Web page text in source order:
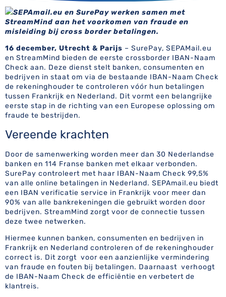
SEPAmail.eu en SurePay werken samen met
StreamMind aan het voorkomen van fraude en
misleiding bij cross border betalingen.
16 december, Utrecht & Parijs – SurePay, SEPAMail.eu
en StreamMind bieden de eerste crossborder IBAN-Naam
Check aan. Deze dienst stelt banken, consumenten en
bedrijven in staat om via de bestaande IBAN-Naam Check
de rekeninghouder te controleren vóór hun betalingen
tussen Frankrijk en Nederland. Dit vormt een belangrijke
eerste stap in de richting van een Europese oplossing om
fraude te bestrijden.
Vereende krachten
Door de samenwerking worden meer dan 30 Nederlandse
banken en 114 Franse banken met elkaar verbonden.
SurePay controleert met haar IBAN-Naam Check 99,5%
van alle online betalingen in Nederland. SEPAmail.eu biedt
een IBAN verificatie service in Frankrijk voor meer dan
90% van alle bankrekeningen die gebruikt worden door
bedrijven. StreamMind zorgt voor de connectie tussen
deze twee netwerken.
Hiermee kunnen banken, consumenten en bedrijven in
Frankrijk en Nederland controleren of de rekeninghouder
correct is. Dit zorgt voor een aanzienlijke vermindering
van fraude en fouten bij betalingen. Daarnaast verhoogt
de IBAN-Naam Check de efficiëntie en verbetert de
klantreis.